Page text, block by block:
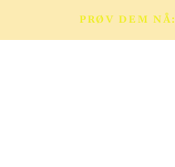
PRØV DEM NÅ: